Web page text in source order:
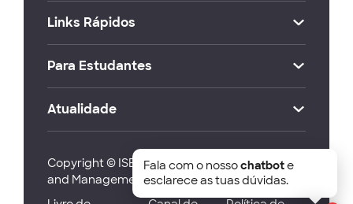
Links Rápidos
Para Estudantes
Atualidade
Copyright © ISEG Lisbon School of Economics
and Management 2026
Fala com o nossochatbote
esclarece as tuas dúvidas.